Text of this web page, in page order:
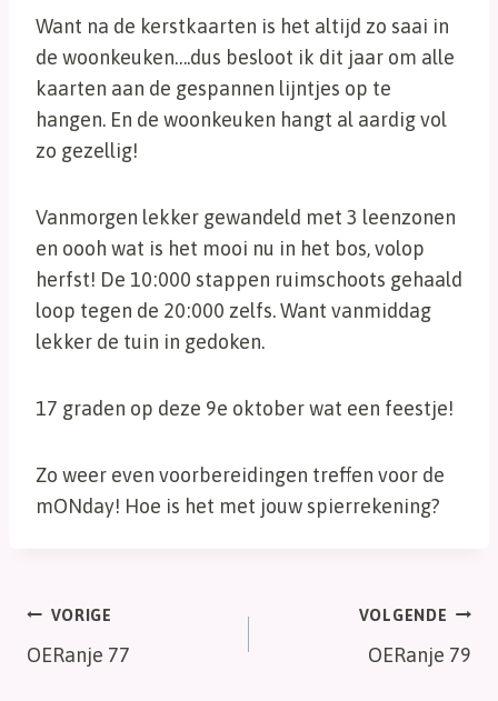
Want na de kerstkaarten is het altijd zo saai in
de woonkeuken….dus besloot ik dit jaar om alle
kaarten aan de gespannen lijntjes op te
hangen. En de woonkeuken hangt al aardig vol
zo gezellig!
Vanmorgen lekker gewandeld met 3 leenzonen
en oooh wat is het mooi nu in het bos, volop
herfst! De 10:000 stappen ruimschoots gehaald
loop tegen de 20:000 zelfs. Want vanmiddag
lekker de tuin in gedoken.
17 graden op deze 9e oktober wat een feestje!
Zo weer even voorbereidingen treffen voor de
mONday! Hoe is het met jouw spierrekening?
Bericht
navigatie
VORIGE
OERanje 77
VOLGENDE
OERanje 79